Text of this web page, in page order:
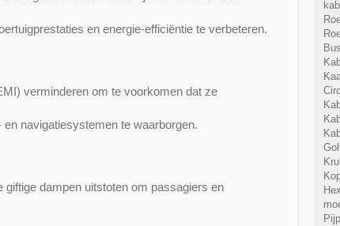
en energie-efficiëntie te verbeteren.
verminderen om te voorkomen dat ze
navigatiesystemen te waarborgen.
dampen uitstoten om passagiers en